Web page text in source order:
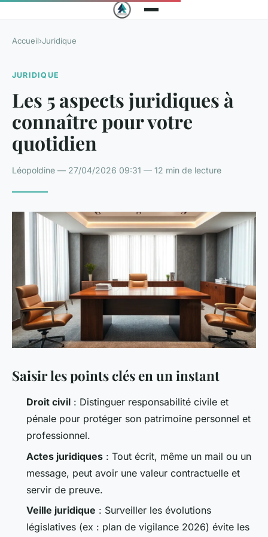
Accueil›Juridique
JURIDIQUE
Les 5 aspects juridiques à
connaître pour votre
quotidien
Léopoldine — 27/04/2026 09:31 — 12 min de lecture
Saisir les points clés en un instant
Droit civil : Distinguer responsabilité civile et
pénale pour protéger son patrimoine personnel et
professionnel.
Actes juridiques : Tout écrit, même un mail ou un
message, peut avoir une valeur contractuelle et
servir de preuve.
Veille juridique : Surveiller les évolutions
législatives (ex : plan de vigilance 2026) évite les